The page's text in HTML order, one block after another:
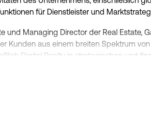
für Dienstleister und
und Managing Director der Real Estate,
Kunden aus einem breiten Spektrum
Digital Realty in strategischen und